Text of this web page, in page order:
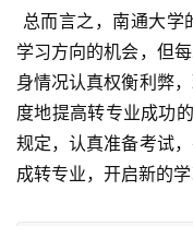
学习方向的机会，但
身情况认真权衡利弊
度地提高转专业成功
规定，认真准备考试
成转专业，开启新的学